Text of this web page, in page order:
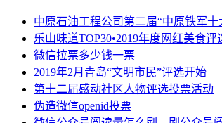
中原石油工程公司第二届“中原铁军十
乐山味道TOP30•2019年度网红美食评
微信拉票多少钱一票
2019年2月青岛“文明市民”评选开始
第十二届感动社区人物评选投票活动
伪造微信openid投票